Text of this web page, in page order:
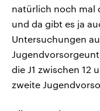
natürlich noch mal
und da gibt es ja
Untersuchungen
die J1 zwischen 12
zweite